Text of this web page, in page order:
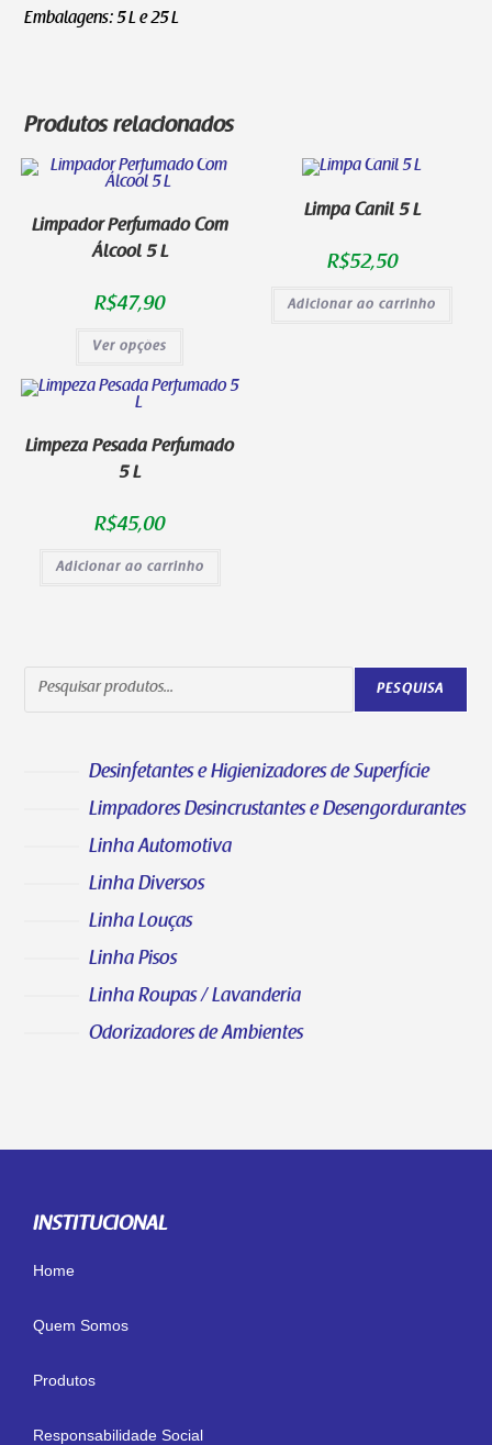
Embalagens: 5 L e 25 L
Produtos relacionados
Limpador Perfumado Com
Álcool 5 L
R$47,90
Ver opções
Limpa Canil 5 L
R$52,50
Adicionar ao carrinho
Limpeza Pesada Perfumado
5 L
R$45,00
Adicionar ao carrinho
PESQUISA
Desinfetantes e Higienizadores de Superfície
Limpadores Desincrustantes e Desengordurantes
Linha Automotiva
Linha Diversos
Linha Louças
Linha Pisos
Linha Roupas / Lavanderia
Odorizadores de Ambientes
INSTITUCIONAL
Home
Quem Somos
Produtos
Responsabilidade Social